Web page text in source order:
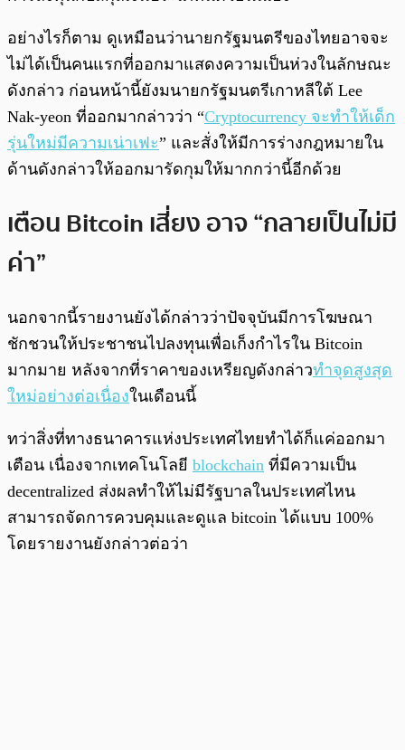
อย่างไรก็ตาม ดูเหมือนว่านายกรัฐมนตรีของไทยอาจจะ
ไม่ได้เป็นคนแรกที่ออกมาแสดงความเป็นห่วงในลักษณะ
ดังกล่าว ก่อนหน้านี้ยังมนายกรัฐมนตรีเกาหลีใต้ Lee
Nak-yeon ที่ออกมากล่าวว่า “Cryptocurrency จะทำให้เด็ก
รุ่นใหม่มีความเน่าเฟะ” และสั่งให้มีการร่างกฎหมายใน
ด้านดังกล่าวให้ออกมารัดกุมให้มากกว่านี้อีกด้วย
เตือน Bitcoin เสี่ยง อาจ “กลายเป็นไม่มี
ค่า”
นอกจากนี้รายงานยังได้กล่าวว่าปัจจุบันมีการโฆษณา
ชักชวนให้ประชาชนไปลงทุนเพื่อเก็งกำไรใน Bitcoin
มากมาย หลังจากที่ราคาของเหรียญดังกล่าวทำจุดสูงสุด
ใหม่อย่างต่อเนื่องในเดือนนี้
ทว่าสิ่งที่ทางธนาคารแห่งประเทศไทยทำได้ก็แค่ออกมา
เตือน เนื่องจากเทคโนโลยี blockchain ที่มีความเป็น
decentralized ส่งผลทำให้ไม่มีรัฐบาลในประเทศไหน
สามารถจัดการควบคุมและดูแล bitcoin ได้แบบ 100%
โดยรายงานยังกล่าวต่อว่า